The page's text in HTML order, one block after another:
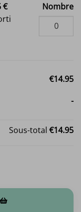
€
Nombre
€14.95
-
Sous-total €14.95